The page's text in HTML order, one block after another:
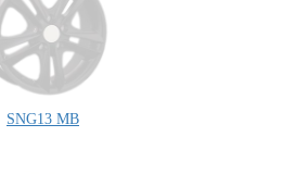
SNG13 MB